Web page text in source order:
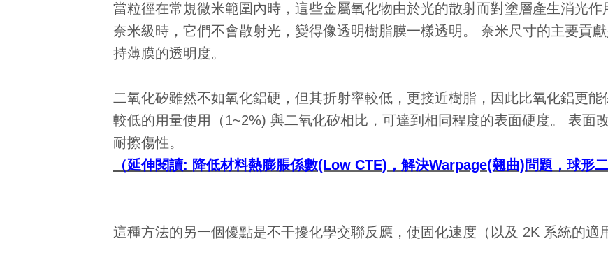
當粒徑在常規微米範圍內時，這些金屬氧化物由於光的散射而對塗層產生消光
奈米級時，它們不會散射光，變得像透明樹脂膜一樣透明。 奈米尺寸的主要貢
持薄膜的透明度。
二氧化矽雖然不如氧化鋁硬，但其折射率較低，更接近樹脂，因此比氧化鋁更
較低的用量使用（1~2%) 與二氧化矽相比，可達到相同程度的表面硬度。 表面
耐擦傷性。
（延伸閱讀: 降低材料熱膨脹係數(Low CTE)，解決Warpage(翹曲)問題，球形
這種方法的另一個優點是不干擾化學交聯反應，使固化速度（以及 2K 系統的適